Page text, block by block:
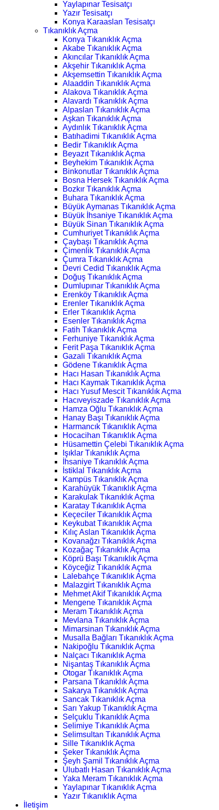
Yaylapınar Tesisatçı
Yazır Tesisatçı
Konya Karaaslan Tesisatçı
Tıkanıklık Açma
Konya Tıkanıklık Açma
Akabe Tıkanıklık Açma
Akıncılar Tıkanıklık Açma
Akşehir Tıkanıklık Açma
Akşemsettin Tıkanıklık Açma
Alaaddin Tıkanıklık Açma
Alakova Tıkanıklık Açma
Alavardı Tıkanıklık Açma
Alpaslan Tıkanıklık Açma
Aşkan Tıkanıklık Açma
Aydınlık Tıkanıklık Açma
Batıhadimi Tıkanıklık Açma
Bedir Tıkanıklık Açma
Beyazıt Tıkanıklık Açma
Beyhekim Tıkanıklık Açma
Binkonutlar Tıkanıklık Açma
Bosna Hersek Tıkanıklık Açma
Bozkır Tıkanıklık Açma
Buhara Tıkanıklık Açma
Büyük Aymanas Tıkanıklık Açma
Büyük İhsaniye Tıkanıklık Açma
Büyük Sinan Tıkanıklık Açma
Cumhuriyet Tıkanıklık Açma
Çaybaşı Tıkanıklık Açma
Çimenlik Tıkanıklık Açma
Çumra Tıkanıklık Açma
Devri Cedid Tıkanıklık Açma
Doğuş Tıkanıklık Açma
Dumlupınar Tıkanıklık Açma
Erenköy Tıkanıklık Açma
Erenler Tıkanıklık Açma
Erler Tıkanıklık Açma
Esenler Tıkanıklık Açma
Fatih Tıkanıklık Açma
Ferhuniye Tıkanıklık Açma
Ferit Paşa Tıkanıklık Açma
Gazali Tıkanıklık Açma
Gödene Tıkanıklık Açma
Hacı Hasan Tıkanıklık Açma
Hacı Kaymak Tıkanıklık Açma
Hacı Yusuf Mescit Tıkanıklık Açma
Hacıveyiszade Tıkanıklık Açma
Hamza Oğlu Tıkanıklık Açma
Hanay Başı Tıkanıklık Açma
Harmancık Tıkanıklık Açma
Hocacihan Tıkanıklık Açma
Hüsamettin Çelebi Tıkanıklık Açma
Işıklar Tıkanıklık Açma
İhsaniye Tıkanıklık Açma
İstiklal Tıkanıklık Açma
Kampüs Tıkanıklık Açma
Karahüyük Tıkanıklık Açma
Karakulak Tıkanıklık Açma
Karatay Tıkanıklık Açma
Keçeciler Tıkanıklık Açma
Keykubat Tıkanıklık Açma
Kılıç Aslan Tıkanıklık Açma
Kovanağzı Tıkanıklık Açma
Kozağaç Tıkanıklık Açma
Köprü Başı Tıkanıklık Açma
Köyceğiz Tıkanıklık Açma
Lalebahçe Tıkanıklık Açma
Malazgirt Tıkanıklık Açma
Mehmet Akif Tıkanıklık Açma
Mengene Tıkanıklık Açma
Meram Tıkanıklık Açma
Mevlana Tıkanıklık Açma
Mimarsinan Tıkanıklık Açma
Musalla Bağları Tıkanıklık Açma
Nakipoğlu Tıkanıklık Açma
Nalçacı Tıkanıklık Açma
Nişantaş Tıkanıklık Açma
Otogar Tıkanıklık Açma
Parsana Tıkanıklık Açma
Sakarya Tıkanıklık Açma
Sancak Tıkanıklık Açma
Sarı Yakup Tıkanıklık Açma
Selçuklu Tıkanıklık Açma
Selimiye Tıkanıklık Açma
Selimsultan Tıkanıklık Açma
Sille Tıkanıklık Açma
Şeker Tıkanıklık Açma
Şeyh Şamil Tıkanıklık Açma
Ulubatlı Hasan Tıkanıklık Açma
Yaka Meram Tıkanıklık Açma
Yaylapınar Tıkanıklık Açma
Yazır Tıkanıklık Açma
İletişim